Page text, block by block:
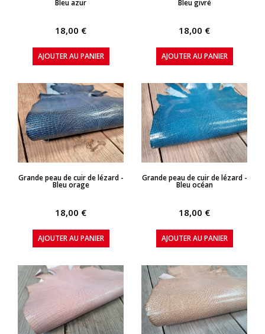
Bleu azur
18,00 €
AJOUTER AU PANIER
Bleu givré
18,00 €
AJOUTER AU PANIER
APERÇU RAPIDE
Grande peau de cuir de lézard -
Bleu orage
18,00 €
AJOUTER AU PANIER
APERÇU RAPIDE
Grande peau de cuir de lézard -
Bleu océan
18,00 €
AJOUTER AU PANIER